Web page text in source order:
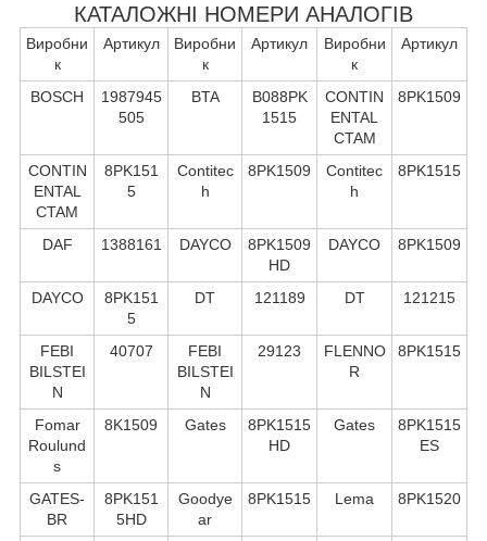
КАТАЛОЖНІ НОМЕРИ АНАЛОГІВ
Виробни
к
Артикул
Виробни
к
Артикул
Виробни
к
Артикул
BOSCH
1987945
505
BTA
B088PK
1515
CONTIN
ENTAL
CTAM
8PK1509
CONTIN
ENTAL
CTAM
8PK151
5
Contitec
h
8PK1509
Contitec
h
8PK1515
DAF 1388161 DAYCO
8PK1509
HD
DAYCO 8PK1509
DAYCO
8PK151
5
DT 121189 DT 121215
FEBI
BILSTEI
N
40707
FEBI
BILSTEI
N
29123
FLENNO
R
8PK1515
Fomar
Roulund
s
8K1509 Gates
8PK1515
HD
Gates
8PK1515
ES
GATES-
BR
8PK151
5HD
Goodye
ar
8PK1515 Lema 8PK1520